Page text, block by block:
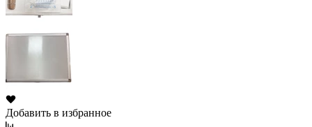
Добавить в избранное